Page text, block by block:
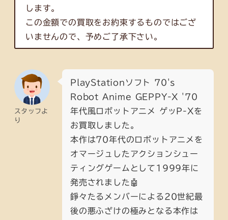
します。
この金額での買取をお約束するものではござ
いませんので、予めご了承下さい。
スタッフよ
り
PlayStationソフト 70's
Robot Anime GEPPY-X '70
年代風ロボットアニメ ゲッP-Xを
お買取しました。
本作は70年代のロボットアニメを
オマージュしたアクションシュー
ティングゲームとして1999年に
発売されました🤖
錚々たるメンバーによる20世紀最
後の悪ふざけの極みとなる本作は